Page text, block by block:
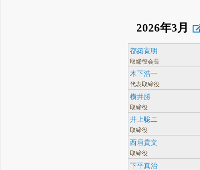
2026年3月
都築寛明
取締役会長
木下浩一
代表取締役
横井勝
取締役
井上聡二
取締役
西垣貴文
取締役
下平真治